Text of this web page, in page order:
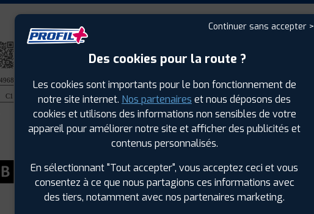
Saison :Été
Non
Hauteur :55
Diamètre :16
Charge :99
Vitesse :V
Bruit de roulement externe :70
Adhérence sur sol mouillé :B
Code EAN :6959655417203
Continuer sans accepter >
Des cookies pour la route ?
Les cookies sont importants pour le bon fonctionnement de
notre site internet. Nos partenaires et nous déposons des
cookies et utilisons des informations non sensibles de votre
appareil pour améliorer notre site et afficher des publicités et
contenus personnalisés.
En sélectionnant "Tout accepter", vous acceptez ceci et vous
consentez à ce que nous partagions ces informations avec
des tiers, notamment avec nos partenaires marketing.